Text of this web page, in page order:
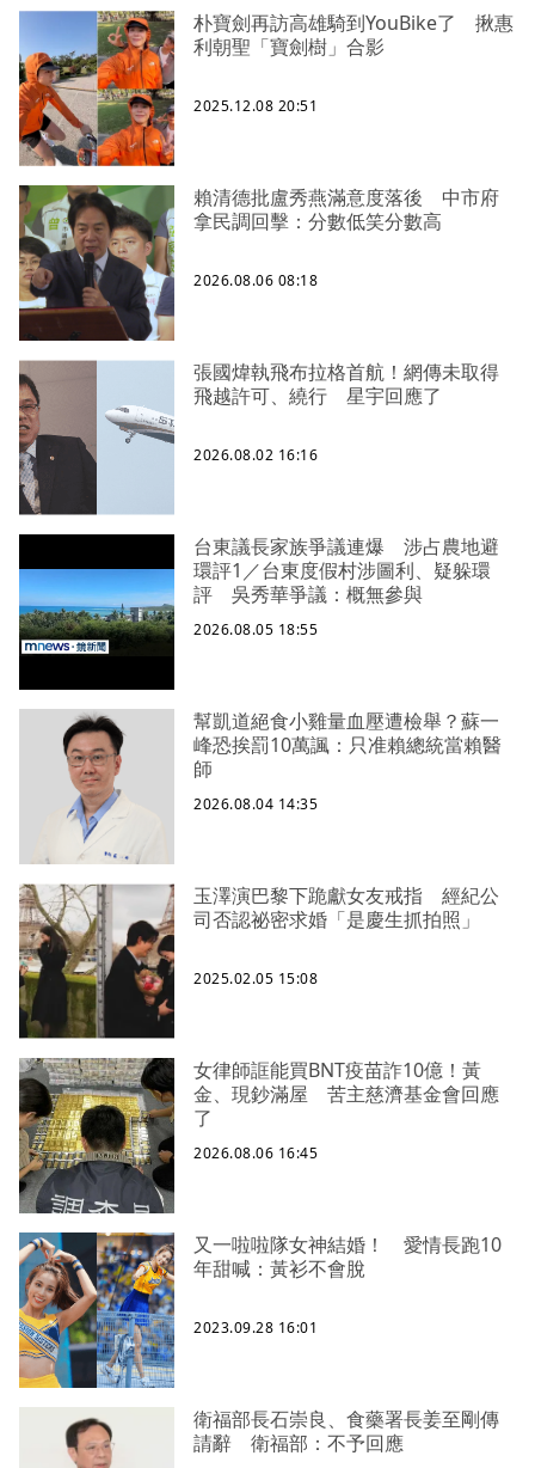
朴寶劍再訪高雄騎到YouBike了 揪惠
利朝聖「寶劍樹」合影
2025.12.08 20:51
賴清德批盧秀燕滿意度落後 中市府
拿民調回擊：分數低笑分數高
2026.08.06 08:18
張國煒執飛布拉格首航！網傳未取得
飛越許可、繞行 星宇回應了
2026.08.02 16:16
台東議長家族爭議連爆 涉占農地避
環評1／台東度假村涉圖利、疑躲環
評 吳秀華爭議：概無參與
2026.08.05 18:55
幫凱道絕食小雞量血壓遭檢舉？蘇一
峰恐挨罰10萬諷：只准賴總統當賴醫
師
2026.08.04 14:35
玉澤演巴黎下跪獻女友戒指 經紀公
司否認祕密求婚「是慶生抓拍照」
2025.02.05 15:08
女律師誆能買BNT疫苗詐10億！黃
金、現鈔滿屋 苦主慈濟基金會回應
了
2026.08.06 16:45
又一啦啦隊女神結婚！ 愛情長跑10
年甜喊：黃衫不會脫
2023.09.28 16:01
衛福部長石崇良、食藥署長姜至剛傳
請辭 衛福部：不予回應